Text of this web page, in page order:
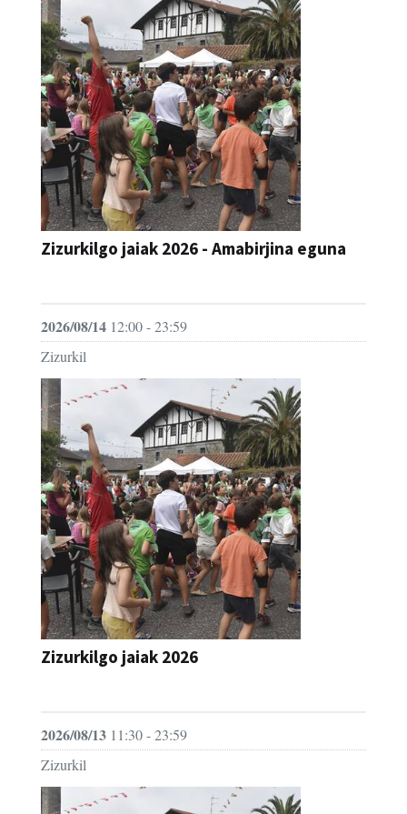
Zizurkilgo jaiak 2026 - Amabirjina eguna
2026/08/14 12:00 - 23:59
Zizurkil
Zizurkilgo jaiak 2026
2026/08/13 11:30 - 23:59
Zizurkil